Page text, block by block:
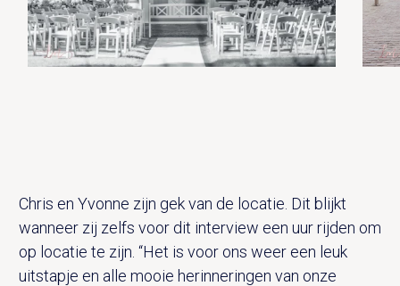
Chris en Yvonne zijn gek van de locatie. Dit blijkt
wanneer zij zelfs voor dit interview een uur rijden om
op locatie te zijn. “Het is voor ons weer een leuk
uitstapje en alle mooie herinneringen van onze